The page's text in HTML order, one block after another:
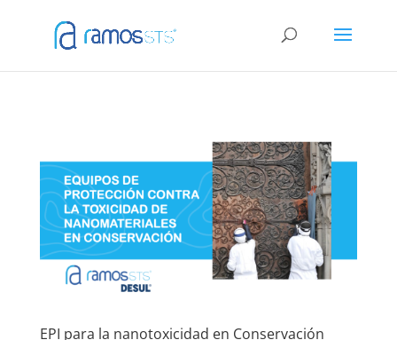
EPI para la nanotoxicidad en Conservación